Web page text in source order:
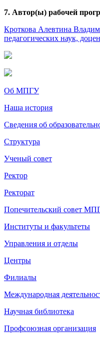
7. Автор(ы) рабочей
Кроткова Алевтина
педагогических наук,
Об МПГУ
Наша история
Сведения об
Структура
Ученый совет
Ректор
Ректорат
Попечительский совет
Институты и факультеты
Управления и отделы
Центры
Филиалы
Международная
Научная библиотека
Профсоюзная организация